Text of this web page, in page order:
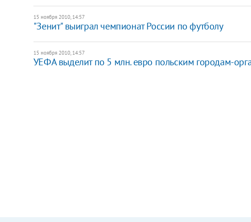
15 ноября 2010, 14:57
"Зенит" выиграл чемпионат России по футболу
15 ноября 2010, 14:57
УЕФА выделит по 5 млн. евро польским городам-